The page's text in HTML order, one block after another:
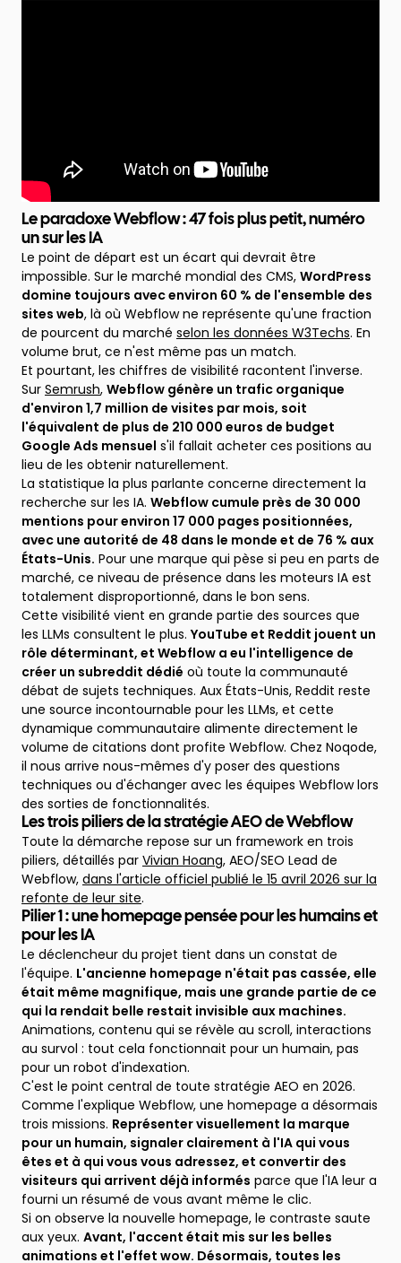
Le paradoxe Webflow : 47 fois plus petit, numéro
un sur les IA
Le point de départ est un écart qui devrait être
impossible. Sur le marché mondial des CMS, WordPress
domine toujours avec environ 60 % de l'ensemble des
sites web, là où Webflow ne représente qu'une fraction
de pourcent du marché selon les données W3Techs. En
volume brut, ce n'est même pas un match.
Et pourtant, les chiffres de visibilité racontent l'inverse.
Sur Semrush, Webflow génère un trafic organique
d'environ 1,7 million de visites par mois, soit
l'équivalent de plus de 210 000 euros de budget
Google Ads mensuel s'il fallait acheter ces positions au
lieu de les obtenir naturellement.
La statistique la plus parlante concerne directement la
recherche sur les IA. Webflow cumule près de 30 000
mentions pour environ 17 000 pages positionnées,
avec une autorité de 48 dans le monde et de 76 % aux
États-Unis. Pour une marque qui pèse si peu en parts de
marché, ce niveau de présence dans les moteurs IA est
totalement disproportionné, dans le bon sens.
Cette visibilité vient en grande partie des sources que
les LLMs consultent le plus.YouTube et Reddit jouent un
rôle déterminant, et Webflow a eu l'intelligence de
créer un subreddit dédié où toute la communauté
débat de sujets techniques. Aux États-Unis, Reddit reste
une source incontournable pour les LLMs, et cette
dynamique communautaire alimente directement le
volume de citations dont profite Webflow. Chez Noqode,
il nous arrive nous-mêmes d'y poser des questions
techniques ou d'échanger avec les équipes Webflow lors
des sorties de fonctionnalités.
Les trois piliers de la stratégie AEO de Webflow
Toute la démarche repose sur un framework en trois
piliers, détaillés par Vivian Hoang, AEO/SEO Lead de
Webflow, dans l'article officiel publié le 15 avril 2026 sur la
refonte de leur site.
Pilier 1 : une homepage pensée pour les humains et
pour les IA
Le déclencheur du projet tient dans un constat de
l'équipe. L'ancienne homepage n'était pas cassée, elle
était même magnifique, mais une grande partie de ce
qui la rendait belle restait invisible aux machines.
Animations, contenu qui se révèle au scroll, interactions
au survol : tout cela fonctionnait pour un humain, pas
pour un robot d'indexation.
C'est le point central de toute stratégie AEO en 2026.
Comme l'explique Webflow, une homepage a désormais
trois missions. Représenter visuellement la marque
pour un humain, signaler clairement à l'IA qui vous
êtes et à qui vous vous adressez, et convertir des
visiteurs qui arrivent déjà informés parce que l'IA leur a
fourni un résumé de vous avant même le clic.
Si on observe la nouvelle homepage, le contraste saute
aux yeux. Avant, l'accent était mis sur les belles
animations et l'effet wow. Désormais, toutes les